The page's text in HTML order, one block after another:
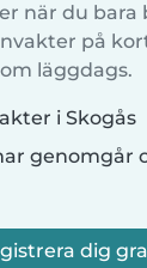
när du bara
på
läggdags.
i Skogås
genomgår
dig